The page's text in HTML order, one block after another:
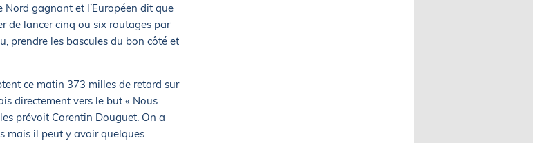
gagnant et l’Européen dit que
de lancer cinq ou six routages par
prendre les bascules du bon côté et
ce matin 373 milles de retard sur
directement vers le but « Nous
prévoit Corentin Douguet. On a
mais il peut y avoir quelques